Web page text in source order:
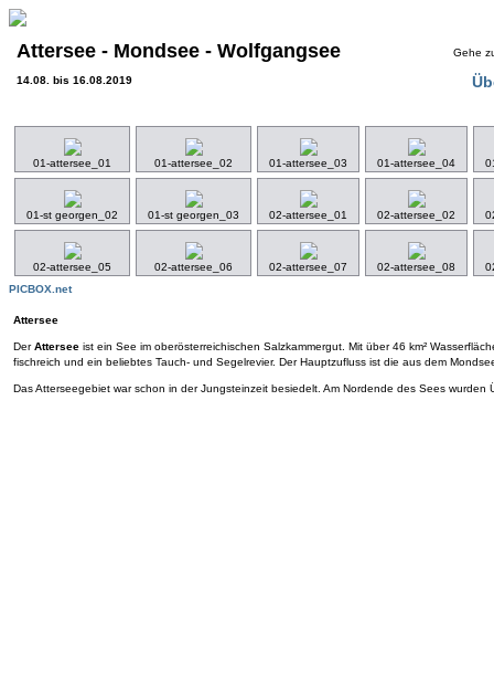
Attersee - Mondsee - Wolfgangsee
14.08. bis 16.08.2019
Gehe
01-attersee_01 01-attersee_02 01-attersee_03 01-attersee_04
01-st georgen_02 01-st georgen_03 02-attersee_01 02-attersee_02
02-attersee_05 02-attersee_06 02-attersee_07 02-attersee_08
PICBOX.net
Attersee
DerAttersee ist ein See im oberösterreichischen Salzkammergut. Mit über 46 km²
fischreich und ein beliebtes Tauch- und Segelrevier. Der Hauptzufluss ist die aus dem
Das Atterseegebiet war schon in der Jungsteinzeit besiedelt. Am Nordende des Sees